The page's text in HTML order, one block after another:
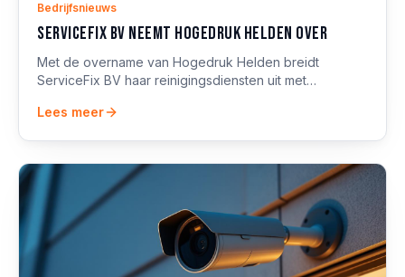
Bedrijfsnieuws
ServiceFix BV neemt Hogedruk Helden over
Met de overname van Hogedruk Helden breidt
ServiceFix BV haar reinigingsdiensten uit met
gevel en meer.
Lees meer